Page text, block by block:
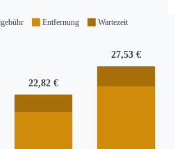
22,82 €
27,53 €
Entfernung Wartezeit